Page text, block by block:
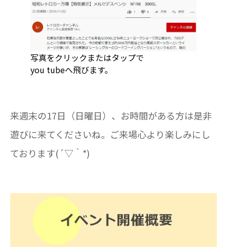
写真をクリックまたはタップで
you tubeへ飛びます。
来週末の17日（日曜日）、お時間がある方は是非
遊びに来てくださいね。ご来場心より楽しみにし
ております(´▽｀*)